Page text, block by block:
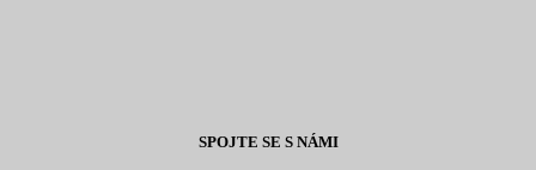
SPOJTE SE S NÁMI